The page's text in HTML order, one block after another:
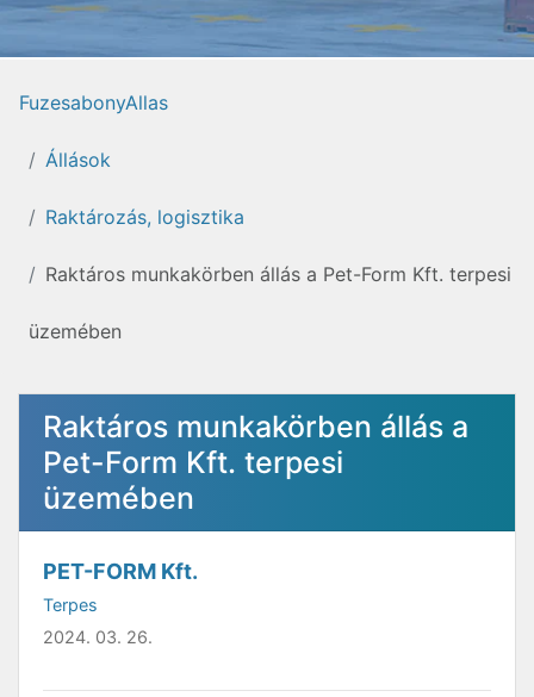
FuzesabonyAllas
Állások
Raktározás, logisztika
Raktáros munkakörben állás a Pet-Form Kft. terpesi
üzemében
Raktáros munkakörben állás a
Pet-Form Kft. terpesi
üzemében
PET-FORM Kft.
Terpes
2024. 03. 26.